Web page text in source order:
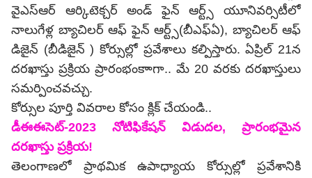
వైఎస్‌ఆర్‌ ఆర్కిటెక్చర్‌ అండ్‌ ఫైన్‌ ఆర్ట్స్‌ యూనివర్సిటీలో
నాలుగేళ్ల బ్యాచిలర్‌ ఆఫ్‌ ఫైన్‌ ఆర్ట్స్‌(బీఎఫ్‌ఏ), బ్యాచిలర్‌ ఆఫ్‌
డిజైన్‌ (బీడిజైన్‌ ) కోర్సుల్లో ప్రవేశాలు కల్పిస్తారు. ఏప్రిల్ 21న
దరఖాస్తు ప్రక్రియ ప్రారంభంకాాగా.. మే 20 వరకు దరఖాస్తులు
సమర్పించవచ్చు.
కోర్సుల పూర్తి వివరాల కోసం క్లిక్ చేయండి..
డీఈఈసెట్-2023 నోటిఫికేషన్‌ విడుదల, ప్రారంభమైన
దరఖాస్తు ప్రక్రియ!
తెలంగాణలో ప్రాథమిక ఉపాధ్యాయ కోర్సుల్లో ప్రవేశానికి